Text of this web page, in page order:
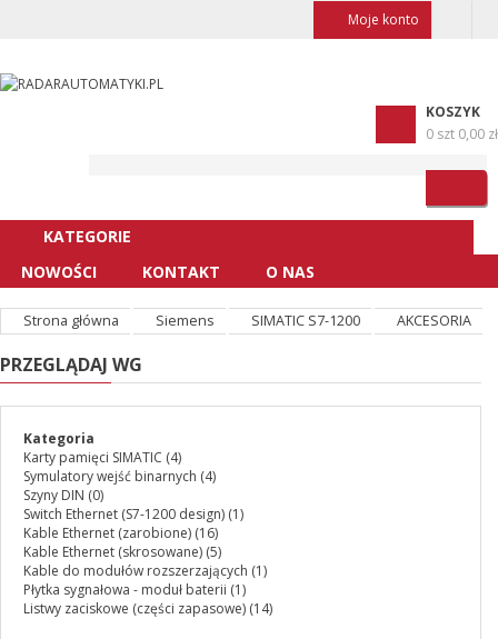
Moje konto
KOSZYK
0 szt 0,00 zł
KATEGORIE
NOWOŚCI
KONTAKT O NAS
Strona główna Siemens SIMATIC S7-1200 AKCESORIA
PRZEGLĄDAJ WG
Kategoria
Karty pamięci SIMATIC (4)
Symulatory wejść binarnych (4)
Szyny DIN (0)
Switch Ethernet (S7-1200 design) (1)
Kable Ethernet (zarobione) (16)
Kable Ethernet (skrosowane) (5)
Kable do modułów rozszerzających (1)
Płytka sygnałowa - moduł baterii (1)
Listwy zaciskowe (części zapasowe) (14)